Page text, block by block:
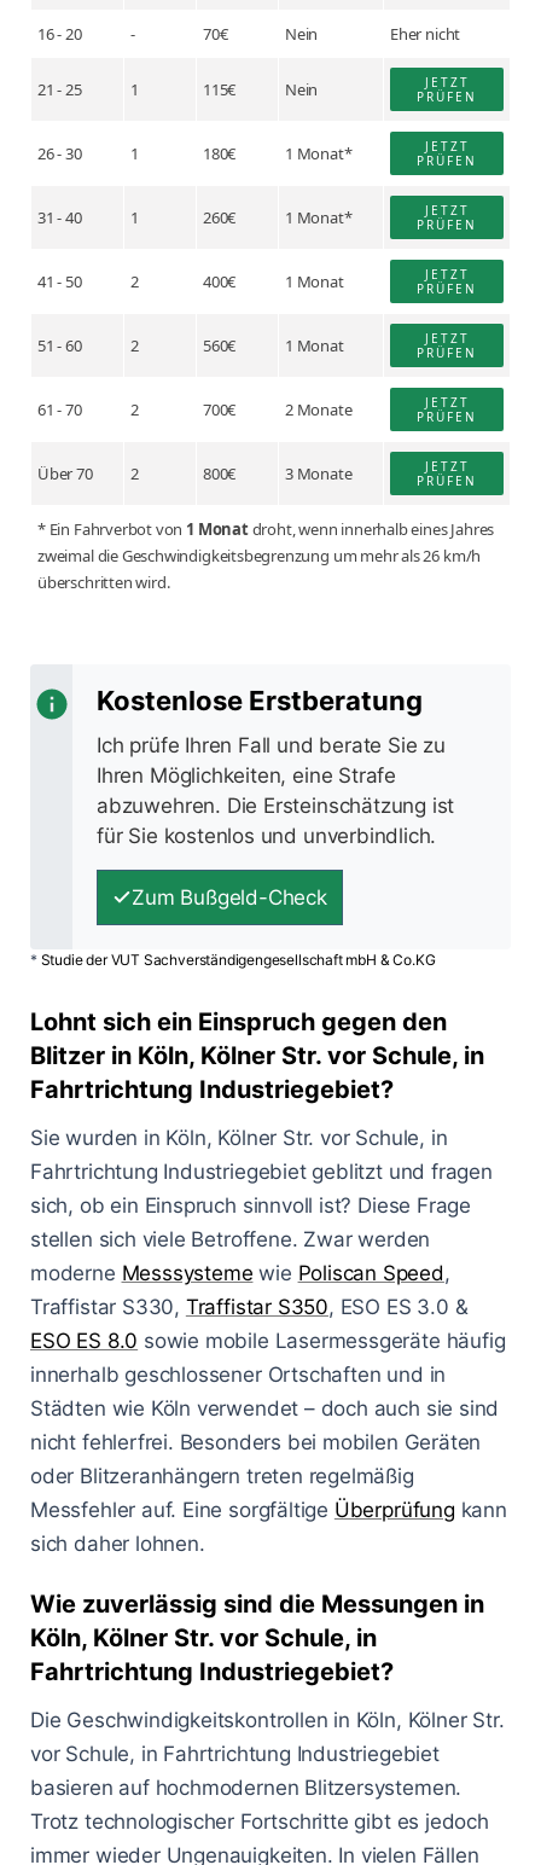
16 - 20 - 70€ Nein Eher nicht
21 - 25 1 115€ Nein
JETZT
PRÜFEN
26 - 30 1 180€ 1 Monat*
JETZT
PRÜFEN
31 - 40 1 260€ 1 Monat*
JETZT
PRÜFEN
41 - 50 2 400€ 1 Monat
JETZT
PRÜFEN
51 - 60 2 560€ 1 Monat
JETZT
PRÜFEN
61 - 70 2 700€ 2 Monate
JETZT
PRÜFEN
Über 70 2 800€ 3 Monate
JETZT
PRÜFEN
* Ein Fahrverbot von 1 Monatdroht, wenn innerhalb eines Jahres
zweimal die Geschwindigkeitsbegrenzung um mehr als 26 km/h
überschritten wird.
Kostenlose Erstberatung
Ich prüfe Ihren Fall und berate Sie zu
Ihren Möglichkeiten, eine Strafe
abzuwehren. Die Ersteinschätzung ist
für Sie kostenlos und unverbindlich.
Zum Bußgeld-Check
* Studie der VUT Sachverständigengesellschaft mbH & Co.KG
Lohnt sich ein Einspruch gegen den
Blitzer in Köln, Kölner Str. vor Schule, in
Fahrtrichtung Industriegebiet?
Sie wurden in Köln, Kölner Str. vor Schule, in
Fahrtrichtung Industriegebiet geblitzt und fragen
sich, ob ein Einspruch sinnvoll ist? Diese Frage
stellen sich viele Betroffene. Zwar werden
moderne Messsysteme wie Poliscan Speed,
Traffistar S330, Traffistar S350, ESO ES 3.0 &
ESO ES 8.0 sowie mobile Lasermessgeräte häufig
innerhalb geschlossener Ortschaften und in
Städten wie Köln verwendet – doch auch sie sind
nicht fehlerfrei. Besonders bei mobilen Geräten
oder Blitzeranhängern treten regelmäßig
Messfehler auf. Eine sorgfältige Überprüfung kann
sich daher lohnen.
Wie zuverlässig sind die Messungen in
Köln, Kölner Str. vor Schule, in
Fahrtrichtung Industriegebiet?
Die Geschwindigkeitskontrollen in Köln, Kölner Str.
vor Schule, in Fahrtrichtung Industriegebiet
basieren auf hochmodernen Blitzersystemen.
Trotz technologischer Fortschritte gibt es jedoch
immer wieder Ungenauigkeiten. In vielen Fällen